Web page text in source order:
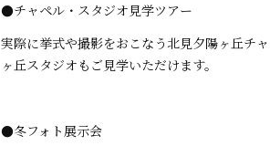
●チャペル・スタジオ見学ツアー
実際に挙式や撮影をおこなう北見夕陽ヶ丘チ
ヶ丘スタジオもご見学いただけます。
●冬フォト展示会